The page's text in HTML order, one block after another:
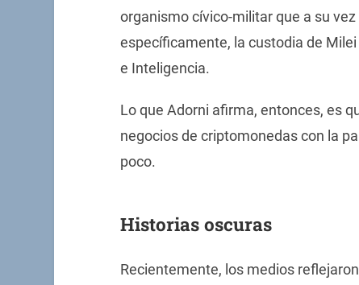
organismo cívico-militar que a su
específicamente, la custodia de
e Inteligencia.
Lo que Adorni afirma, entonces, es
negocios de criptomonedas con la
poco.
Historias oscuras
Recientemente, los medios